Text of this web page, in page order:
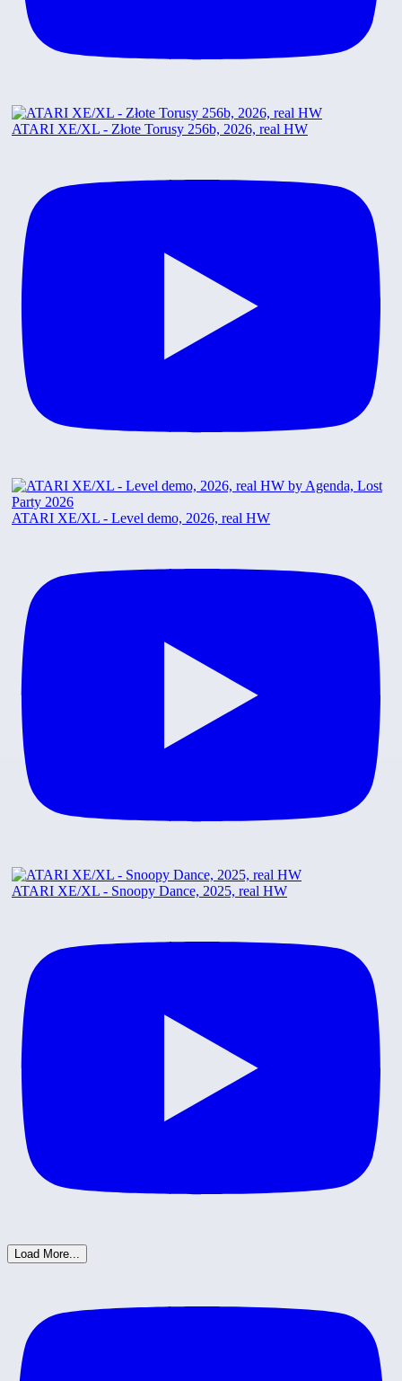
ATARI XE/XL - Złote Torusy 256b, 2026, real HW
ATARI XE/XL - Level demo, 2026, real HW
ATARI XE/XL - Snoopy Dance, 2025, real HW
Load More...